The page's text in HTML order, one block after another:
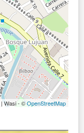
| Wasi - ©OpenStreetMap